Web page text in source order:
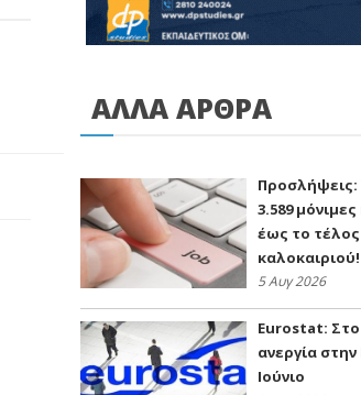
ΑΛΛΑ ΑΡΘΡΑ
Προσλήψεις:
3.589
έως το
καλοκαιριού!
5 Αυγ 2026
Eurostat: Στο
ανεργία
Ιούνιο